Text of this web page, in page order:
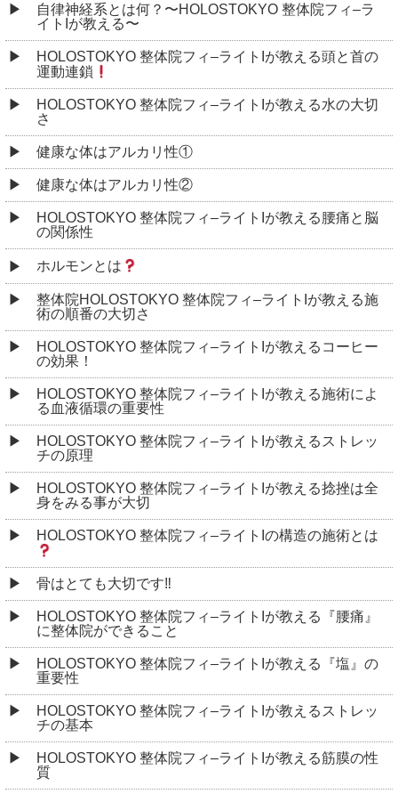
自律神経系とは何？〜HOLOSTOKYO 整体院フィ–ラ
イトIが教える〜
HOLOSTOKYO 整体院フィ–ライトIが教える頭と首の
運動連鎖
HOLOSTOKYO 整体院フィ–ライトIが教える水の大切
さ
健康な体はアルカリ性①
健康な体はアルカリ性②
HOLOSTOKYO 整体院フィ–ライトIが教える腰痛と脳
の関係性
ホルモンとは
整体院HOLOSTOKYO 整体院フィ–ライトIが教える施
術の順番の大切さ
HOLOSTOKYO 整体院フィ–ライトIが教えるコーヒー
の効果！
HOLOSTOKYO 整体院フィ–ライトIが教える施術によ
る血液循環の重要性
HOLOSTOKYO 整体院フィ–ライトIが教えるストレッ
チの原理
HOLOSTOKYO 整体院フィ–ライトIが教える捻挫は全
身をみる事が大切
HOLOSTOKYO 整体院フィ–ライトIの構造の施術とは
骨はとても大切です‼︎
HOLOSTOKYO 整体院フィ–ライトIが教える『腰痛』
に整体院ができること
HOLOSTOKYO 整体院フィ–ライトIが教える『塩』の
重要性
HOLOSTOKYO 整体院フィ–ライトIが教えるストレッ
チの基本
HOLOSTOKYO 整体院フィ–ライトIが教える筋膜の性
質